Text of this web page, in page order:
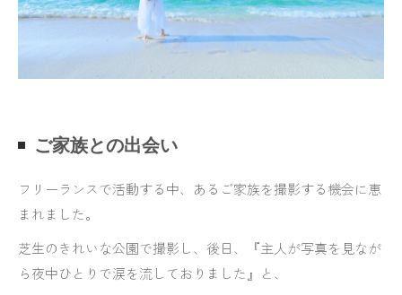
ご家族との出会い
フリーランスで活動する中、あるご家族を撮影する機会に恵
まれました。
芝生のきれいな公園で撮影し、後日、『主人が写真を見なが
ら夜中ひとりで涙を流しておりました』と、